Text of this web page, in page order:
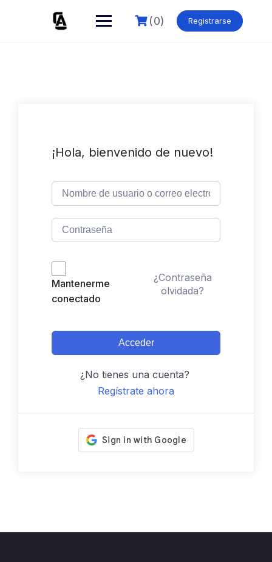
(0) Registrarse
¡Hola, bienvenido de nuevo!
Mantenerme
conectado
¿Contraseña
olvidada?
Acceder
¿No tienes una cuenta?
Regístrate ahora